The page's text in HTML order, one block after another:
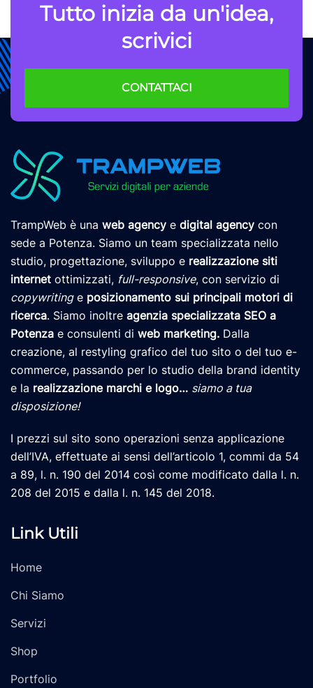
Tutto inizia da un'idea,
scrivici
CONTATTACI
TrampWeb è una web agency e digital agency con
sede a Potenza. Siamo un team specializzata nello
studio, progettazione, sviluppo e realizzazione siti
internet ottimizzati, full-responsive, con servizio di
copywritinge posizionamento sui principali motori di
ricerca. Siamo inoltre agenzia specializzata SEO a
Potenza e consulenti di web marketing. Dalla
creazione, al restyling grafico del tuo sito o del tuo e-
commerce, passando per lo studio della brand identity
e la realizzazione marchi e logo… siamo a tua
disposizione!
I prezzi sul sito sono operazioni senza applicazione
dell’IVA, effettuate ai sensi dell’articolo 1, commi da 54
a 89, l. n. 190 del 2014 così come modificato dalla l. n.
208 del 2015 e dalla l. n. 145 del 2018.
Link Utili
Home
Chi Siamo
Servizi
Shop
Portfolio